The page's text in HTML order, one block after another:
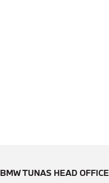
BMW TUNAS HEAD OFFICE